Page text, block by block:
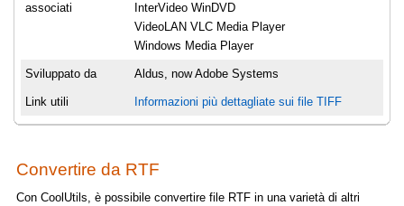
associati
InterVideo WinDVD
VideoLAN VLC Media Player
Windows Media Player
Sviluppato da Aldus, now Adobe Systems
Link utili Informazioni più dettagliate sui file TIFF
Convertire da RTF
Con CoolUtils, è possibile convertire file RTF in una varietà di altri